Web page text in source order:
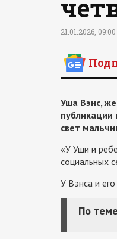
21.01.2026,
Уша Вэнс,
публикации
свет
«У Уши и
социальных
У Вэнса и
По